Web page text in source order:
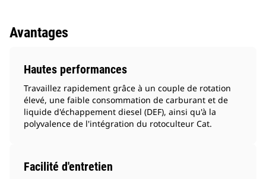
Avantages
Hautes performances
Travaillez rapidement grâce à un couple de rotation
élevé, une faible consommation de carburant et de
liquide d'échappement diesel (DEF), ainsi qu'à la
polyvalence de l'intégration du rotoculteur Cat.
Facilité d'entretien